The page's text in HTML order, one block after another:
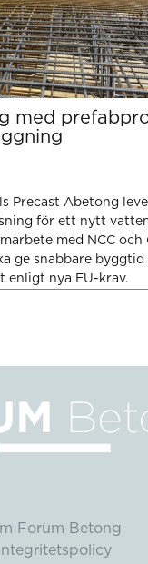
med
Precast Abetong
för ett nytt
med NCC och
ge snabbare byggtid
enligt nya EU-krav.
Forum Betong
Integritetspolicy